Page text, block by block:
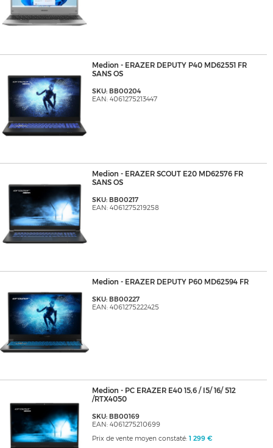
Medion - ERAZER DEPUTY P40 MD62551 FR
SANS OS
SKU: BB00204
EAN: 4061275213447
Medion - ERAZER SCOUT E20 MD62576 FR
SANS OS
SKU: BB00217
EAN: 4061275219258
Medion - ERAZER DEPUTY P60 MD62594 FR
SKU: BB00227
EAN: 4061275222425
Medion - PC ERAZER E40 15,6 / I5/ 16/ 512
/RTX4050
SKU: BB00169
EAN: 4061275210699
Prix de vente moyen constaté: 1 299 €